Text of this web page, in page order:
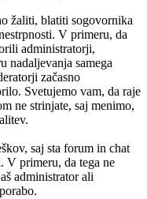
žaliti, blatiti sogovornika
V primeru, da
administratorji,
nadaljevanja samega
začasno
Svetujemo vam, da raje
ne strinjate, saj menimo,
saj sta forum in chat
V primeru, da tega ne
administrator ali